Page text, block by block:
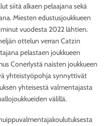
siitä alkaen pelaajana sekä
Miesten edustusjoukkueen
vuodesta 2022 lähtien.
ottelun verran Catzin
pelastaen joukkueen
Conerlystä naisten joukkueen
yhteistyöpohja synnyttivät
yhteisestä valmentajasta
välillä.